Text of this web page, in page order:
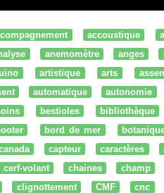
accoustique
anemomètre anges
artistique arts
automatique autonomie
bestioles bibliothèque
bord de mer
capteur caractères
cerf-volant chaines champ
clignottement CMF cnc